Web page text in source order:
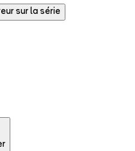
sur la série